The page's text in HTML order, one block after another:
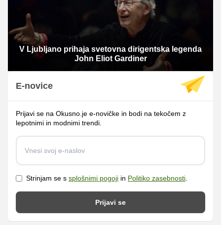
V Ljubljano prihaja svetovna dirigentska legenda
John Eliot Gardiner
E-novice
Prijavi se na Okusno.je e-novičke in bodi na tekočem z
lepotnimi in modnimi trendi.
Strinjam se s splošnimi pogoji in Politiko zasebnosti
Prijavi se